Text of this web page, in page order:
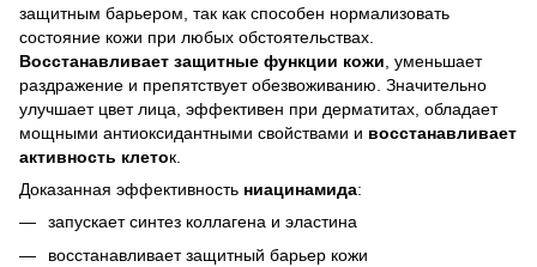
защитным барьером, так как способен нормализовать
состояние кожи при любых обстоятельствах.
Восстанавливает защитные функции кожи , уменьшает
раздражение и препятствует обезвоживанию. Значительно
улучшает цвет лица, эффективен при дерматитах, обладает
мощными антиоксидантными свойствами и восстанавливает
активность клеток.
Доказанная эффективность ниацинамида:
запускает синтез коллагена и эластина
восстанавливает защитный барьер кожи